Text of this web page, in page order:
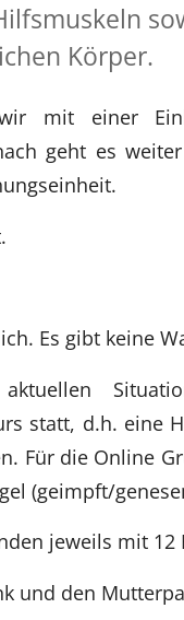
Körper.
mit einer
geht es
Es gibt keine
aktuellen
statt, d.h. eine
Für die Online
(geimpft/
jeweils mit 12
und den